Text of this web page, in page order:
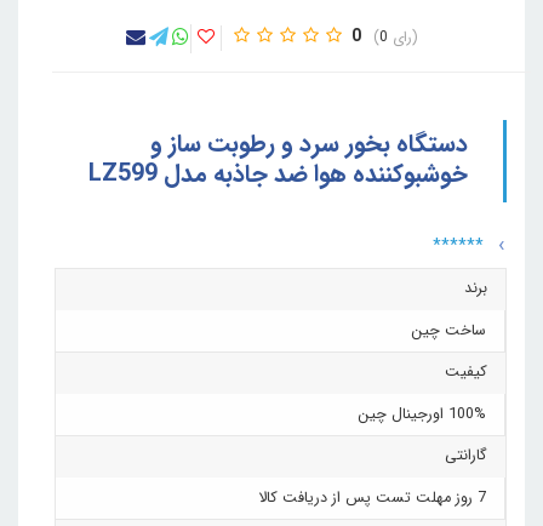
0 0
دستگاه بخور سرد و رطوبت ساز و
خوشبوکننده هوا ضد جاذبه مدل LZ599
******
برند
ساخت چین
کیفیت
100% اورجینال چین
گارانتی
7 روز مهلت تست پس از دریافت کالا